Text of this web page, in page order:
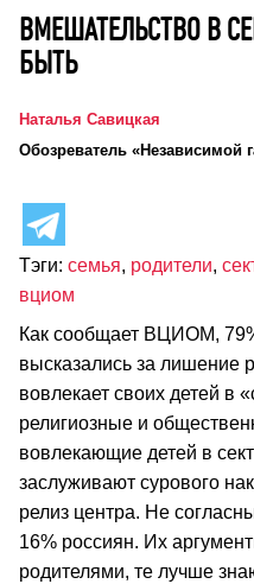
ВМЕШАТЕЛЬСТВО В
БЫТЬ
Наталья Савицкая
Обозреватель «Независимой
Тэги: семья, родители,
вциом
Как сообщает ВЦИОМ,
высказались за лишение
вовлекает своих детей в
религиозные и
вовлекающие детей в
заслуживают сурового
релиз центра. Не
16% россиян. Их
родителями, те лучше